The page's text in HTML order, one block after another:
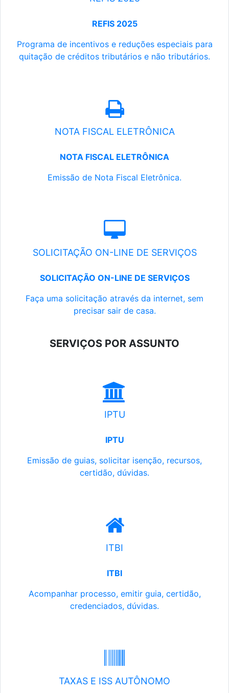
REFIS 2025
Programa de incentivos e reduções especiais para
quitação de créditos tributários e não tributários.
NOTA FISCAL ELETRÔNICA
NOTA FISCAL ELETRÔNICA
Emissão de Nota Fiscal Eletrônica.
SOLICITAÇÃO ON-LINE DE SERVIÇOS
SOLICITAÇÃO ON-LINE DE SERVIÇOS
Faça uma solicitação através da internet, sem
precisar sair de casa.
SERVIÇOS POR ASSUNTO
IPTU
IPTU
Emissão de guias, solicitar isenção, recursos,
certidão, dúvidas.
ITBI
ITBI
Acompanhar processo, emitir guia, certidão,
credenciados, dúvidas.
TAXAS E ISS AUTÔNOMO